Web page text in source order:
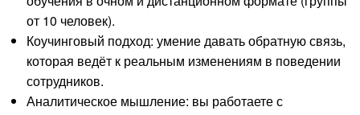
от 10 человек).
Коучинговый подход: умение давать обратную связь,
которая ведёт к реальным изменениям в поведении
сотрудников.
Аналитическое мышление: вы работаете с